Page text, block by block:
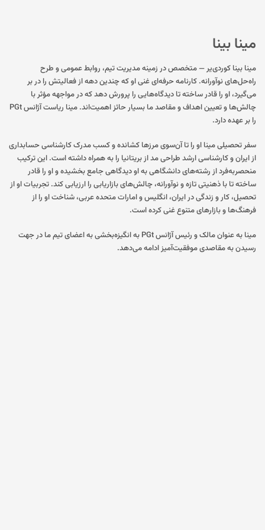
مینا بینا
مینا بینا کوردی‌یر — متخصص در زمینه‌ مدیریت تیم، روابط عمومی و طرح
راه‌حل‌های نوآورانه. کارنامه‌ حرفه‌ای غنی او که چندین دهه از فعالیتش را در بر
می‌گیرد، او را قادر ساخته تا دیدگاه‌هایی را پرورش دهد که در مواجهه‌ مؤثر با
چالش‌ها و تعیین اهداف و مقاصد ما بسیار حائز اهمیت‌اند. مینا ریاست آژانس PGt
را بر عهده دارد.
سفر تحصیلی مینا او را تا آن‌سوی مرزها کشانده و کسب مدرک کارشناسی حسابداری
از ایران و کارشناسی ارشد طراحی مد از بریتانیا را به همراه داشته است. این ترکیب
منحصربه‌فرد از رشته‌های دانشگاهی به او دیدگاهی جامع بخشیده و او را قادر
ساخته تا با ذهنیتی تازه و نوآورانه، چالش‌های بازاریابی را ارزیابی کند. تجربیات او از
تحصیل، کار و زندگی در ایران، انگلیس و امارات متحده‌ عربی، شناخت او را از
فرهنگ‌ها و بازارهای متنوع غنی کرده است.
مینا به عنوان مالک و رئیس آژانس PGt به انگیزه‌بخشی به اعضای تیم ما در جهت
رسیدن به مقاصدی موفقیت‌آمیز ادامه می‌دهد.